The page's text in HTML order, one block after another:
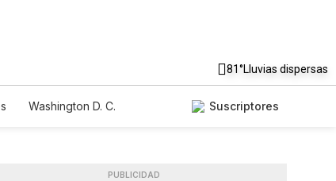
81°Lluvias dispersas
Washington D. C.
Suscriptores
PUBLICIDAD